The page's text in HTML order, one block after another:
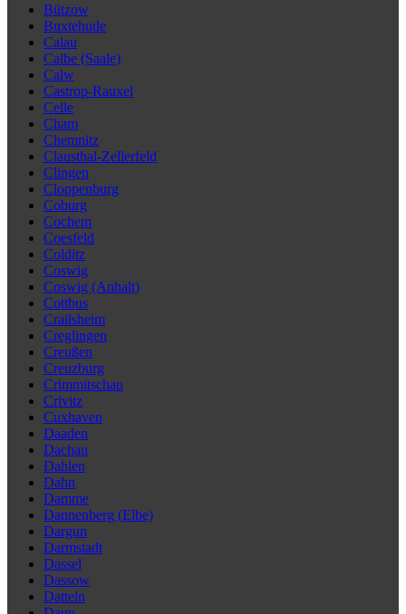
Bützow
Buxtehude
Calau
Calbe (Saale)
Calw
Castrop-Rauxel
Celle
Cham
Chemnitz
Clausthal-Zellerfeld
Clingen
Cloppenburg
Coburg
Cochem
Coesfeld
Colditz
Coswig
Coswig (Anhalt)
Cottbus
Crailsheim
Creglingen
Creußen
Creuzburg
Crimmitschau
Crivitz
Cuxhaven
Daaden
Dachau
Dahlen
Dahn
Damme
Dannenberg (Elbe)
Dargun
Darmstadt
Dassel
Dassow
Datteln